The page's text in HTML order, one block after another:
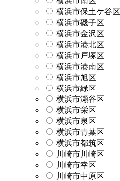
横浜市保土ケ谷区
横浜市磯子区
横浜市金沢区
横浜市港北区
横浜市戸塚区
横浜市港南区
横浜市旭区
横浜市緑区
横浜市瀬谷区
横浜市栄区
横浜市泉区
横浜市青葉区
横浜市都筑区
川崎市川崎区
川崎市幸区
川崎市中原区